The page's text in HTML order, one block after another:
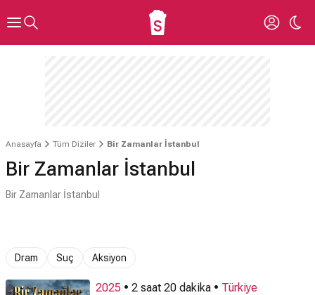
Anasayfa Tüm Diziler Bir Zamanlar İstanbul
Bir Zamanlar İstanbul
Bir Zamanlar İstanbul
Dram Suç Aksiyon
2025 • 2 saat 20 dakika • Türkiye